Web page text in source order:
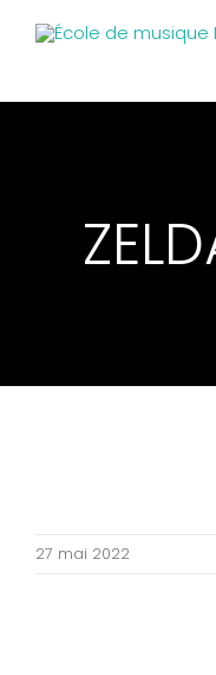
27 mai 2022